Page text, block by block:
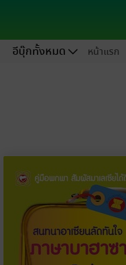
อีบุ๊กทั้งหมด หน้าแรก